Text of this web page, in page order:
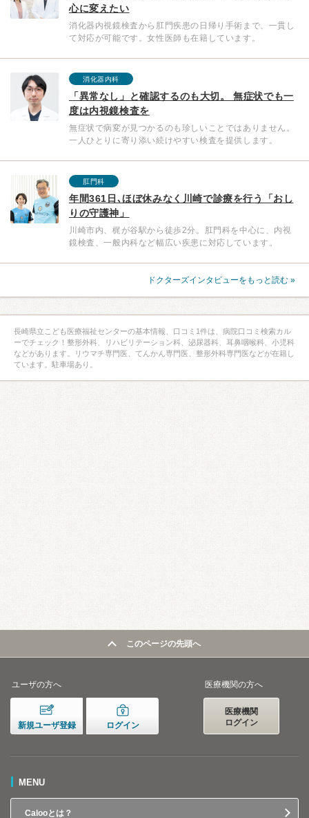
心に変えたい
消化器内視鏡検査から肛門疾患の日帰り手術まで、一貫し
て対応が可能です。女性医師も在籍しています。
消化器内科
「異常なし」と確認するのも大切。 無症状でも一
度は内視鏡検査を
無症状で病変が見つかるのも珍しいことではありません。
一人ひとりに寄り添い続けやすい検査を提供します。
肛門科
年間361日､ほぼ休みなく川崎で診療を行う「おし
りの守護神」
川崎市内、梶が谷駅から徒歩2分。肛門科を中心に、内視
鏡検査、一般内科など幅広い疾患に対応しています。
ドクターズインタビューをもっと読む »
長崎県立こども医療福祉センターの基本情報、口コミ1件は、病院口コミ検索カル
ーでチェック！整形外科、リハビリテーション科、泌尿器科、耳鼻咽喉科、小児科
などがあります。リウマチ専門医、てんかん専門医、整形外科専門医などが在籍し
ています。駐車場あり。
このページの先頭へ
ユーザの方へ
新規ユーザ登録 ログイン
医療機関の方へ
医療機関
ログイン
MENU
Calooとは？